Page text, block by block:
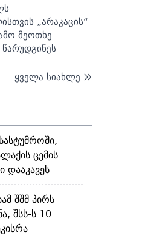
„არაკაცის“
მეოთხე
ყველა სიახლე
ცემის
დააკავეს
შშმ პირს
შსს-ს 10